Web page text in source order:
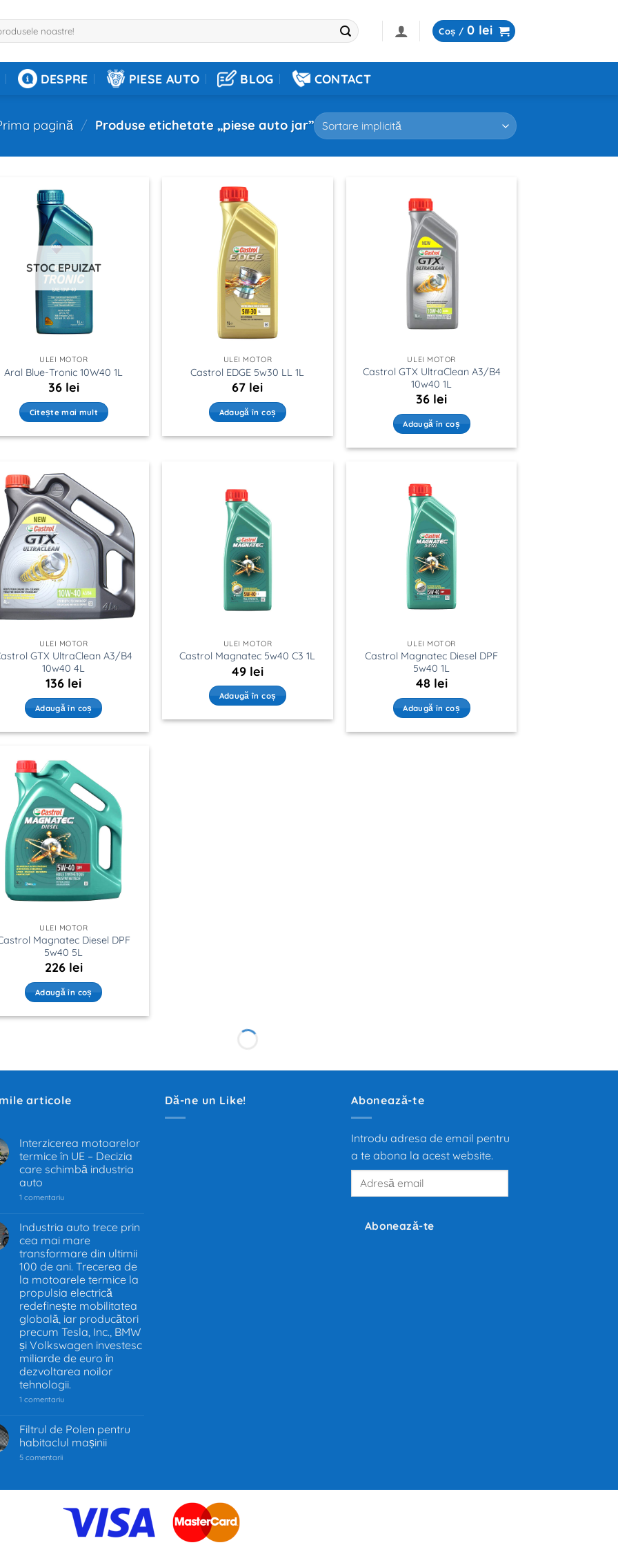
Coș / 0 lei
DESPRE PIESE AUTO BLOG CONTACT
pagină / Produse etichetate „piese auto jar”
STOC EPUIZAT
ULEI MOTOR
Aral Blue-Tronic 10W40 1L
36 lei
Citește mai mult
ULEI MOTOR
Castrol EDGE 5w30 LL 1L
67 lei
Adaugă în coș
ULEI MOTOR
Castrol GTX UltraClean A3/B4
10w40 1L
36 lei
Adaugă în coș
ULEI MOTOR
GTX UltraClean A3/B4
10w40 4L
136 lei
Adaugă în coș
ULEI MOTOR
Castrol Magnatec 5w40 C3 1L
49 lei
Adaugă în coș
ULEI MOTOR
Castrol Magnatec Diesel DPF
5w40 1L
48 lei
Adaugă în coș
ULEI MOTOR
Magnatec Diesel DPF
5w40 5L
226 lei
Adaugă în coș
articole
Interzicerea motoarelor
termice în UE – Decizia
care schimbă industria
auto
1 comentariula
termice
în
UE
–
Decizia
care
schimbă
industria
auto
Industria auto trece prin
cea mai mare
transformare din ultimii
100 de ani. Trecerea de
la motoarele termice la
propulsia electrică
redefinește mobilitatea
globală, iar producători
precum Tesla, Inc., BMW
și Volkswagen investesc
miliarde de euro în
dezvoltarea noilor
tehnologii.
1 comentariula
trece
prin
cea
ultimii
de
ani.
Trecerea
Filtrul de Polen pentru
habitaclul mașinii
5 comentariila
pentru
mașinii
Dă-ne un Like! Abonează-te
Introdu adresa de email pentru
a te abona la acest website.
Adresă
Abonează-te